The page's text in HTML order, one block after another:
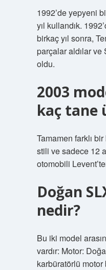
1992’de yepyeni
yıl kullandık.
birkaç yıl sonra,
parçalar aldılar ve
oldu.
2003
kaç tane
Tamamen farklı
stili ve sadece 12
otomobili
Doğan
nedir?
Bu iki model
vardır: Motor:
karbüratörlü